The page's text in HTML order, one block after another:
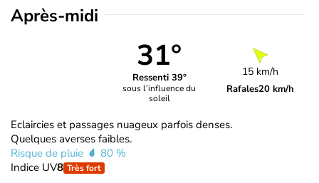
Après-midi
31°
Ressenti 39°
sous l’influence du
soleil
15 km/h
Rafales20 km/h
Eclaircies et passages nuageux parfois denses.
Quelques averses faibles.
Risque de pluie
80 %
Indice UV8 Très fort